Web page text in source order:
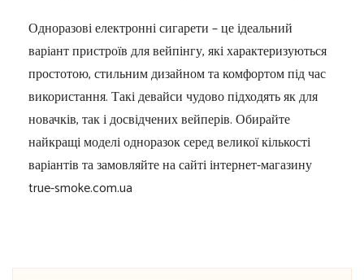
Одноразові електронні сигарети – це ідеальний
варіант пристроїв для вейпінгу, які характеризуються
простотою, стильним дизайном та комфортом під час
використання. Такі девайси чудово підходять як для
новачків, так і досвідчених вейперів. Обирайте
найкращі моделі одноразок серед великої кількості
варіантів та замовляйте на сайті інтернет-магазину
true-smoke.com.ua